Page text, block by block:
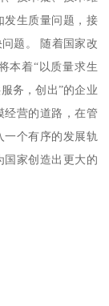
发生质量问题，接
题。 随着国家改
本着“以质量求生
务，创出”的企业
经营的道路，在管
个有序的发展轨
国家创造出更大的